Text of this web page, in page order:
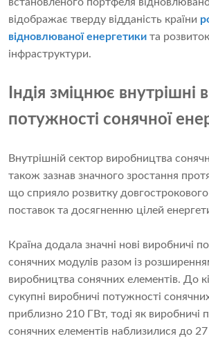
відображає тверду відданість країни
відновлюваної енергетики та
інфраструктури.
Індія зміцнює внутрішні
потужності сонячної
Внутрішній сектор виробництва
також зазнав значного зростання
що сприяло розвитку
поставок та досягненню цілей
Країна додала значні нові виробничі
сонячних модулів разом із
виробництва сонячних елементів. До
сукупні виробничі потужності
приблизно 210 ГВт, тоді як виробничі
сонячних елементів наблизилися до